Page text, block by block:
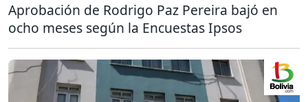
Aprobación de Rodrigo Paz Pereira bajó en
ocho meses según la Encuestas Ipsos